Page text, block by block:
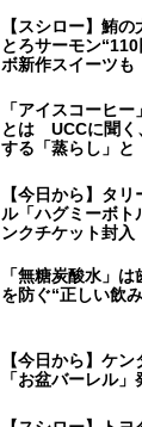
【スシロー】鮪
とろサーモン
ボ新作スイーツも
「アイスコーヒ
とは UCCに聞く
する「蒸らし」と
【今日から】タ
ル「ハグミーボト
ンクチケット封入
「無糖炭酸水」
を防ぐ“正しい飲
【今日から】ケ
「お盆バーレル